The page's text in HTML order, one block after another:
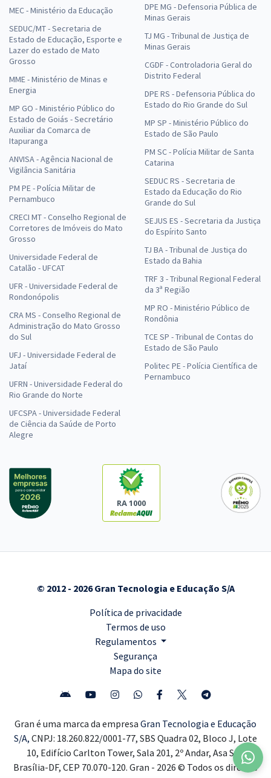
MEC - Ministério da Educação
SEDUC/MT - Secretaria de
Estado de Educação, Esporte e
Lazer do estado de Mato
Grosso
MME - Ministério de Minas e
Energia
MP GO - Ministério Público do
Estado de Goiás - Secretário
Auxiliar da Comarca de
Itapuranga
ANVISA - Agência Nacional de
Vigilância Sanitária
PM PE - Polícia Militar de
Pernambuco
CRECI MT - Conselho Regional de
Corretores de Imóveis do Mato
Grosso
Universidade Federal de
Catalão - UFCAT
UFR - Universidade Federal de
Rondonópolis
CRA MS - Conselho Regional de
Administração do Mato Grosso
do Sul
UFJ - Universidade Federal de
Jataí
UFRN - Universidade Federal do
Rio Grande do Norte
UFCSPA - Universidade Federal
de Ciência da Saúde de Porto
Alegre
DPE MG - Defensoria Pública de
Minas Gerais
TJ MG - Tribunal de Justiça de
Minas Gerais
CGDF - Controladoria Geral do
Distrito Federal
DPE RS - Defensoria Pública do
Estado do Rio Grande do Sul
MP SP - Ministério Público do
Estado de São Paulo
PM SC - Polícia Militar de Santa
Catarina
SEDUC RS - Secretaria de
Estado da Educação do Rio
Grande do Sul
SEJUS ES - Secretaria da Justiça
do Espírito Santo
TJ BA - Tribunal de Justiça do
Estado da Bahia
TRF 3 - Tribunal Regional Federal
da 3ª Região
MP RO - Ministério Público de
Rondônia
TCE SP - Tribunal de Contas do
Estado de São Paulo
Politec PE - Polícia Científica de
Pernambuco
RA 1000
© 2012 - 2026 Gran Tecnologia e Educação S/A
Política de privacidade
Termos de uso
Regulamentos
Segurança
Mapa do site
Gran é uma marca da empresa Gran Tecnologia e Educação
S/A, CNPJ: 18.260.822/0001-77, SBS Quadra 02, Bloco J, Lote
10, Edifício Carlton Tower, Sala 201, 2º Andar, Asa Sul,
Brasília-DF, CEP 70.070-120. Gran - 2026 © Todos os direitos